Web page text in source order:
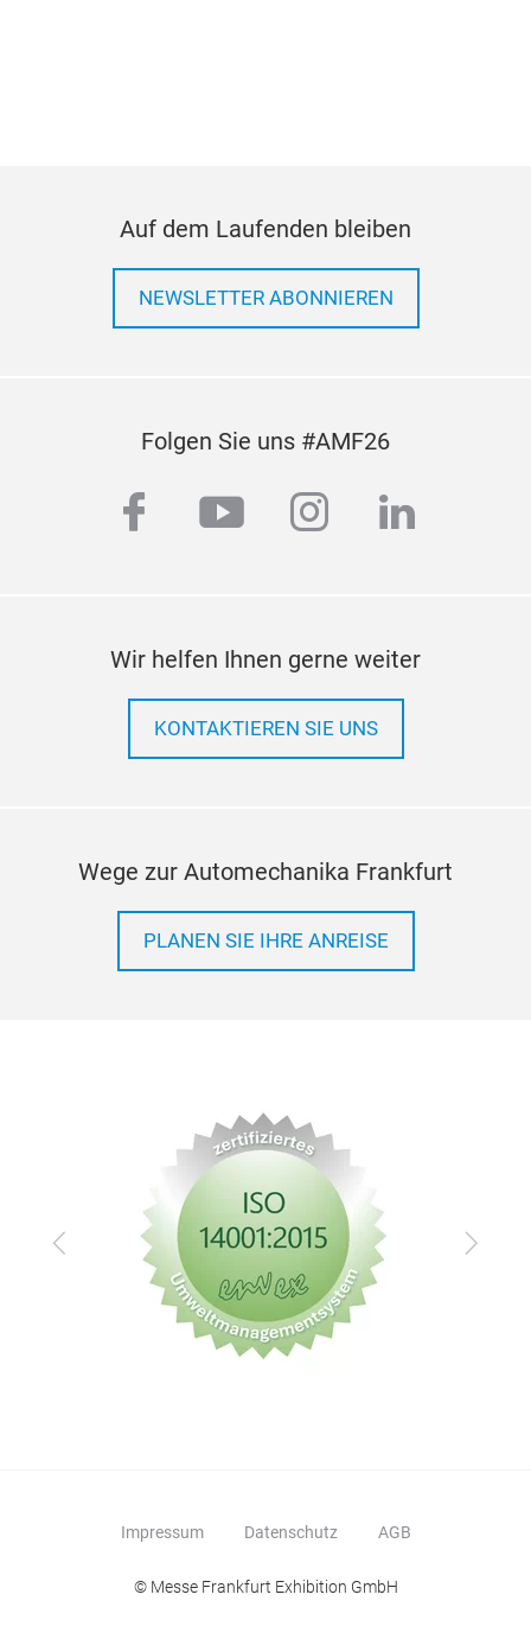
Auf dem Laufenden bleiben
NEWSLETTER ABONNIEREN
Folgen Sie uns #AMF26
facebook
youtubeinstagram
linkedin
Wir helfen Ihnen gerne weiter
KONTAKTIEREN SIE UNS
Wege zur Automechanika Frankfurt
PLANEN SIE IHRE ANREISE
Zurück Vor
Impressum Datenschutz AGB
© Messe Frankfurt Exhibition GmbH